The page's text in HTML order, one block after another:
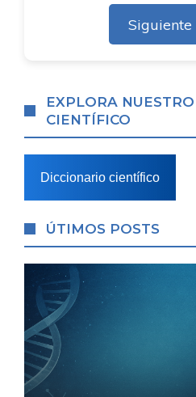
Siguiente
EXPLORA
CIENTÍFICO
Diccionario científico
ÚTIMOS POSTS